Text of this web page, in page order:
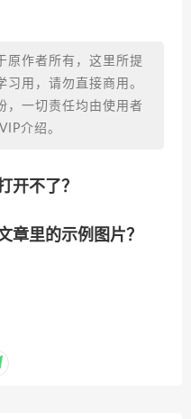
原作者所有，这里所提
用，请勿直接商用。
，一切责任均由使用者
介绍。
开不了？
章里的示例图片？